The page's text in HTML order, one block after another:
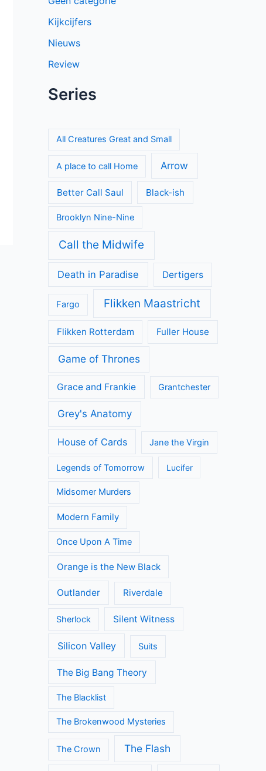
Kijkcijfers
Nieuws
Review
Series
All Creatures Great and Small
A place to call Home Arrow
Better Call Saul Black-ish
Brooklyn Nine-Nine
Call the Midwife
Death in Paradise Dertigers
Fargo Flikken Maastricht
Flikken Rotterdam Fuller House
Game of Thrones
Grace and Frankie Grantchester
Grey's Anatomy
House of Cards Jane the Virgin
Legends of Tomorrow Lucifer
Midsomer Murders
Modern Family
Once Upon A Time
Orange is the New Black
Outlander Riverdale
Sherlock Silent Witness
Silicon Valley Suits
The Big Bang Theory
The Blacklist
The Brokenwood Mysteries
The Crown The Flash